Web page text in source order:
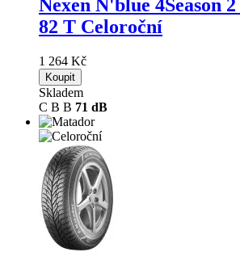
Nexen N'blue 4Season 2
82 T Celoroční
1 264 Kč
Koupit
Skladem
C B B 71 dB